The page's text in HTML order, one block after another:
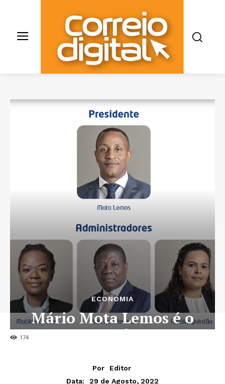
174
ECONOMIA
Mário Mota Lemos é o
novo PCA da ENSA
Por
Editor
Data:
29 de Agosto, 2022